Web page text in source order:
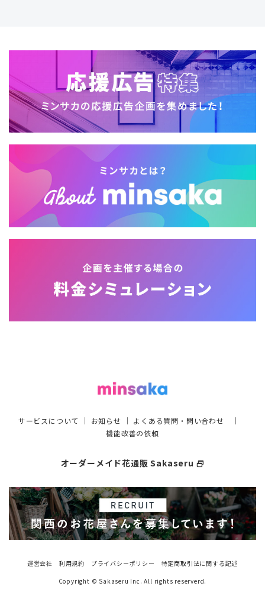
サービスについて ｜ お知らせ ｜ よくある質問・問い合わせ ｜
機能改善の依頼
オーダーメイド花通販 Sakaseru select_window
運営会社 利用規約 プライバシーポリシー
特定商取引法に関する記述
Copyright © Sakaseru Inc. All rights reserverd.